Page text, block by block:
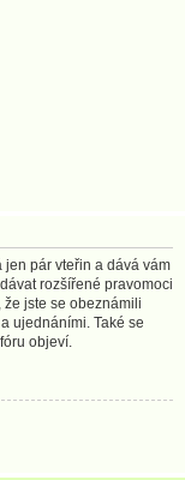
jen pár vteřin a dává vám
rozšířené pravomoci
jste se obeznámili
ujednáními. Také se
objeví.